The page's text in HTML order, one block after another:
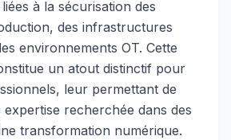
à la sécurisation des
des infrastructures
environnements OT. Cette
un atout distinctif pour
leur permettant de
recherchée dans des
transformation numérique.